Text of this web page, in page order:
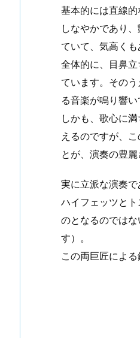
基本的には直線
しなやかであり
ていて、気高くも
全体的に、目鼻
ています。その
る音楽が鳴り響い
しかも、歌心に
えるのですが、
とが、演奏の豊
実に立派な演奏で
ハイフェッツと
のとなるのでは
す）。
この両巨匠によ